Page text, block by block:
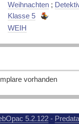
Weihnachten;
Klasse 5
WEIH
vorhanden
5.2.122 -